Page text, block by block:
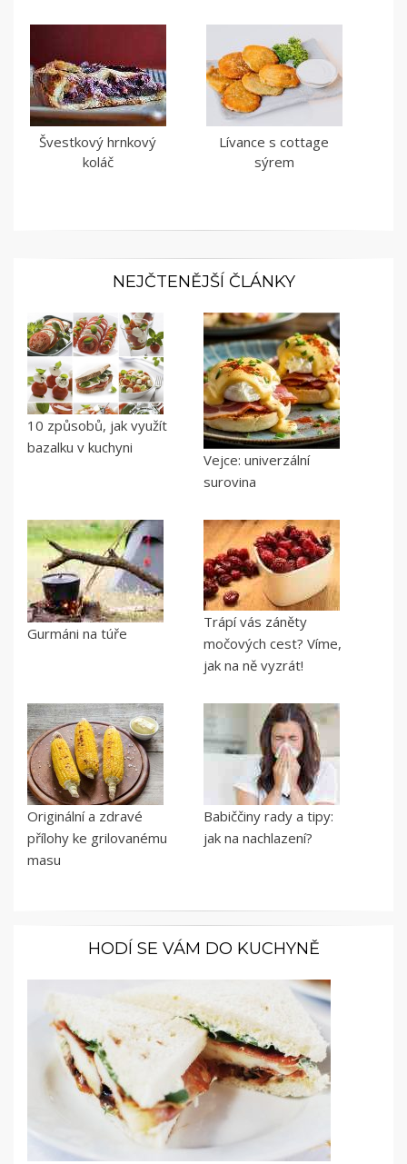
Švestkový hrnkový
koláč
Lívance s cottage
sýrem
NEJČTENĚJŠÍ ČLÁNKY
10 způsobů, jak využít
bazalku v kuchyni
Vejce: univerzální
surovina
Gurmáni na túře
Trápí vás záněty
močových cest? Víme,
jak na ně vyzrát!
Originální a zdravé
přílohy ke grilovanému
masu
Babiččiny rady a tipy:
jak na nachlazení?
HODÍ SE VÁM DO KUCHYNĚ